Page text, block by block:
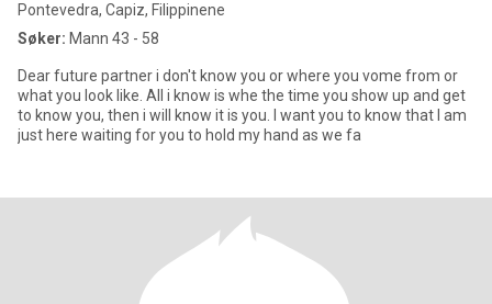
Pontevedra, Capiz, Filippinene
Søker: Mann 43 - 58
Dear future partner i don't know you or where you vome from or
what you look like. All i know is whe the time you show up and get
to know you, then i will know it is you. I want you to know that I am
just here waiting for you to hold my hand as we fa